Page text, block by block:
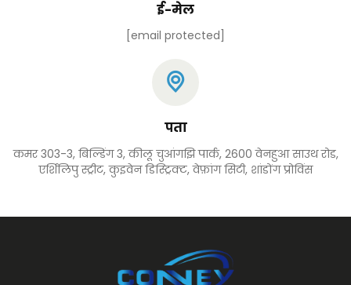
ई-मेल
[email protected]
पता
कमर 303-3, बिल्डिंग 3, कीलू चुआंगझि पार्क, 2600 वेनहुआ साउथ रोड,
एर्शिलिपु स्ट्रीट, कुइवेन डिस्ट्रिक्ट, वेफ़ांग सिटी, शांडोंग प्रोविंस